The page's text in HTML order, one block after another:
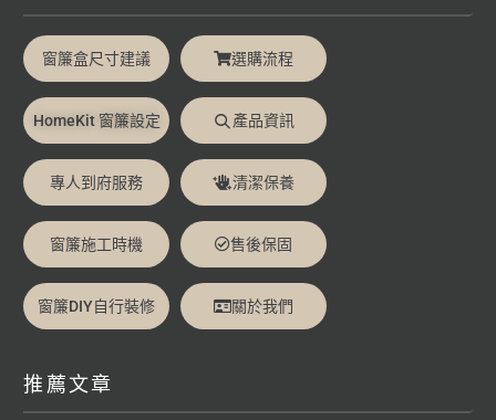
窗簾盒尺寸建議 選購流程
HomeKit 窗簾設定 產品資訊
專人到府服務 清潔保養
窗簾施工時機 售後保固
窗簾DIY自行裝修 關於我們
推薦文章